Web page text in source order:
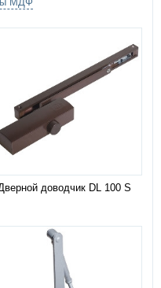
доводчик DL 100 S